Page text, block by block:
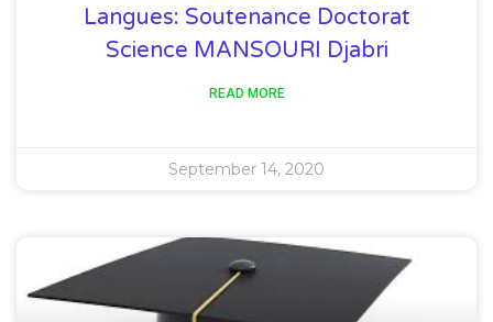
Langues: Soutenance Doctorat
Science MANSOURI Djabri
READ MORE
September 14, 2020